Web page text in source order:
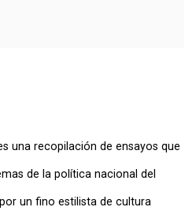
una recopilación de ensayos que
de la política nacional del
un fino estilista de cultura